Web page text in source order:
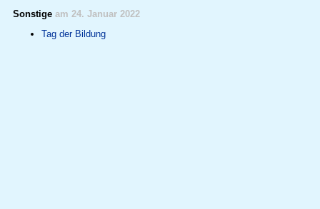
Sonstige am 24. Januar 2022
Tag der Bildung